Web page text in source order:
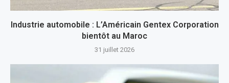
Industrie automobile : L’Américain Gentex Corporation
bientôt au Maroc
31 juillet 2026